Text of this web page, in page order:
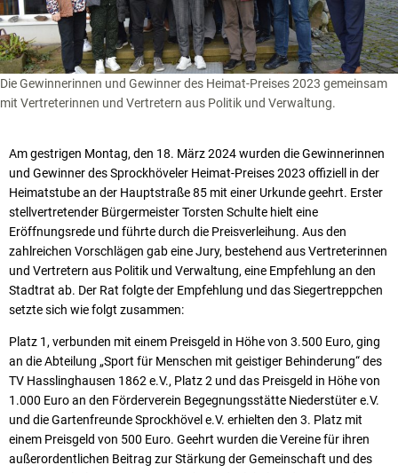
Die Gewinnerinnen und Gewinner des Heimat-Preises 2023 gemeinsam
mit Vertreterinnen und Vertretern aus Politik und Verwaltung.
Am gestrigen Montag, den 18. März 2024 wurden die Gewinnerinnen
und Gewinner des Sprockhöveler Heimat-Preises 2023 offiziell in der
Heimatstube an der Hauptstraße 85 mit einer Urkunde geehrt. Erster
stellvertretender Bürgermeister Torsten Schulte hielt eine
Eröffnungsrede und führte durch die Preisverleihung. Aus den
zahlreichen Vorschlägen gab eine Jury, bestehend aus Vertreterinnen
und Vertretern aus Politik und Verwaltung, eine Empfehlung an den
Stadtrat ab. Der Rat folgte der Empfehlung und das Siegertreppchen
setzte sich wie folgt zusammen:
Platz 1, verbunden mit einem Preisgeld in Höhe von 3.500 Euro, ging
an die Abteilung „Sport für Menschen mit geistiger Behinderung“ des
TV Hasslinghausen 1862 e.V., Platz 2 und das Preisgeld in Höhe von
1.000 Euro an den Förderverein Begegnungsstätte Niederstüter e.V.
und die Gartenfreunde Sprockhövel e.V. erhielten den 3. Platz mit
einem Preisgeld von 500 Euro. Geehrt wurden die Vereine für ihren
außerordentlichen Beitrag zur Stärkung der Gemeinschaft und des